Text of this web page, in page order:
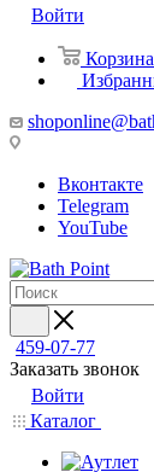
Войти
Корзина
Вконтакте
Telegram
YouTube
459-07-77
Заказать звонок
Войти
Каталог